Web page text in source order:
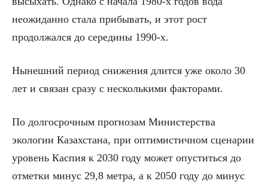
неожиданно стала прибывать, и этот рост
продолжался до середины 1990-х.
Нынешний период снижения длится уже около 30
лет и связан сразу с несколькими факторами.
По долгосрочным прогнозам Министерства
экологии Казахстана, при оптимистичном сценарии
уровень Каспия к 2030 году может опуститься до
отметки минус 29,8 метра, а к 2050 году до минус